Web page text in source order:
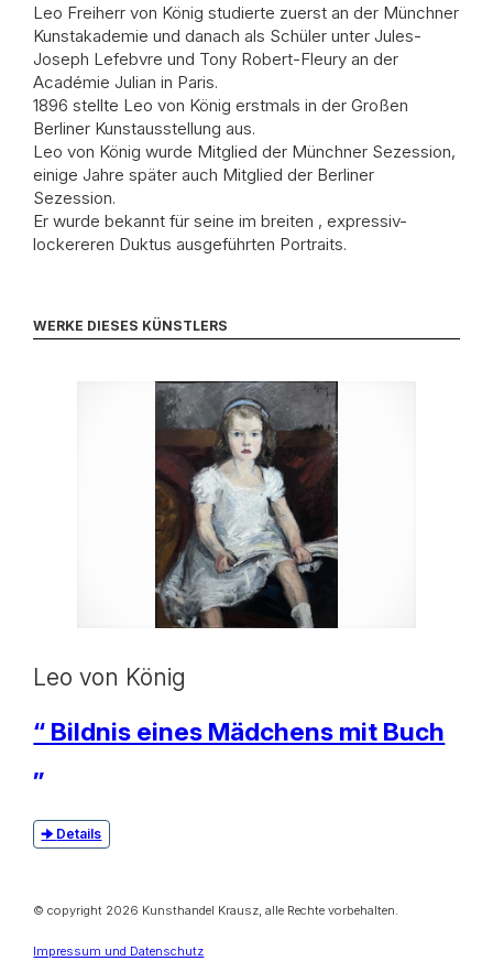
Leo Freiherr von König studierte zuerst an der Münchner
Kunstakademie und danach als Schüler unter Jules-
Joseph Lefebvre und Tony Robert-Fleury an der
Académie Julian in Paris.
1896 stellte Leo von König erstmals in der Großen
Berliner Kunstausstellung aus.
Leo von König wurde Mitglied der Münchner Sezession,
einige Jahre später auch Mitglied der Berliner
Sezession.
Er wurde bekannt für seine im breiten , expressiv-
lockereren Duktus ausgeführten Portraits.
WERKE DIESES KÜNSTLERS
Leo von König
“ Bildnis eines Mädchens mit Buch
„
Details
© copyright 2026 Kunsthandel Krausz, alle Rechte vorbehalten.
Impressum und Datenschutz